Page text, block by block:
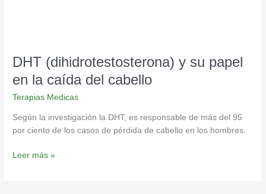
DHT (dihidrotestosterona) y su papel
en la caída del cabello
Terapias Medicas
Según la investigación la DHT, es responsable de más del 95
por ciento de los casos de pérdida de cabello en los hombres.
Leer más »